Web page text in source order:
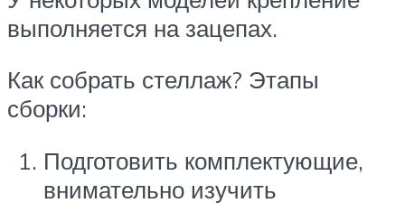
выполняется на зацепах.
Как собрать стеллаж? Этапы
сборки:
Подготовить комплектующие,
внимательно изучить